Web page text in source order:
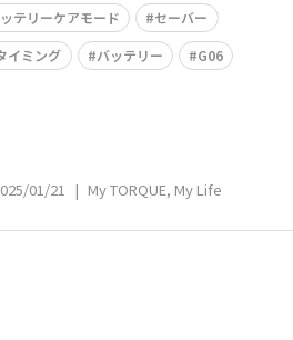
「hira@」さん)が、今回 TORQ
できましたので、ご報告しま
テリーケアモード
セーバー
イミング バッテリー
G06
01/21 | My TORQUE, My Life